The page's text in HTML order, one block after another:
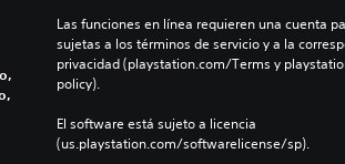
Las funciones en línea requieren una cuenta
sujetas a los términos de servicio y a la
privacidad (playstation.com/Terms y
policy).
El software está sujeto a licencia
(us.playstation.com/softwarelicense/sp).